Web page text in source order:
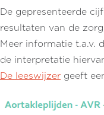
De gepresenteerde
resultaten van de
Meer informatie t.a.v.
de interpretatie
De leeswijzer geeft